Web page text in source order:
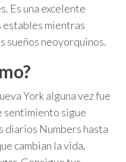
Es una excelente
estables mientras
sueños neoyorquinos.
York alguna vez fue
sentimiento sigue
diarios Numbers hasta
cambian la vida,